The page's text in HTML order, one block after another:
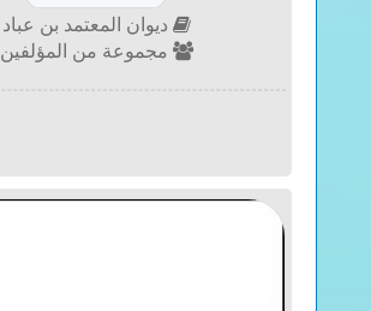
ديوان المعتمد بن عباد
مجموعة من المؤلفين